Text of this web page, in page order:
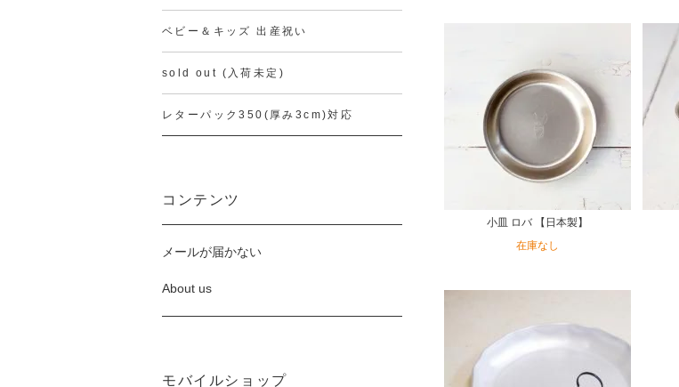
小皿 ロバ 【日本製】
在庫なし
ベビー＆キッズ 出産祝い
sold out (入荷未定)
レターパック350(厚み3cm)対応
コンテンツ
メールが届かない
About us
モバイルショップ